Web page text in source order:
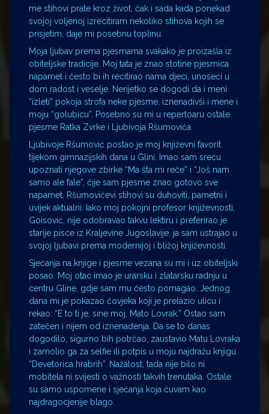
me stihovi prate kroz život, čak i sada kada ponekad
svojoj voljenoj izrecitiram nekoliko stihova kojih se
prisjetim, daje mi posebnu toplinu.
Moja ljubav prema pjesmama svakako je proizašla iz
obiteljske tradicije. Moj tata je znao stotine pjesmica
napamet i često bi ih recitirao nama djeci, unoseći u
dom radost i veselje. Nerijetko se dogodi da i meni
“izleti” pokoja strofa neke pjesme, iznenadivši i mene i
moju “golubicu”. Posebno su mi u repertoaru ostale
pjesme Ratka Zvrke i Ljubivoja Ršumovića.
Ljubivoje Ršumović postao je moj književni favorit
tijekom gimnazijskih dana u Glini. Imao sam sreću
upoznati njegove zbirke “Ma šta mi reče” i “Još nam
samo ale fale”, čije sam pjesme znao gotovo sve
napamet. Ršumovićevi stihovi su duhoviti, pametni i
uvijek aktualni. Iako moj pokojni profesor književnosti,
Goisović, nije odobravao takvu lektiru i preferirao je
starije pisce iz Kraljevine Jugoslavije, ja sam ustrajao u
svojoj ljubavi prema modernijoj i bližoj književnosti.
Sjećanja na knjige i pjesme vezana su mi i uz obiteljski
posao. Moj otac imao je urarsku i zlatarsku radnju u
centru Gline, gdje sam mu često pomagao. Jednog
dana mi je pokazao čovjeka koji je prelazio ulicu i
rekao: “E to ti je, sine moj, Mato Lovrak.” Ostao sam
zatečen i nijem od iznenađenja. Da se to danas
dogodilo, sigurno bih potrčao, zaustavio Matu Lovraka
i zamolio ga za selfie ili potpis u moju najdražu knjigu
“Devetorica hrabrih”. Nažalost, tada nije bilo ni
mobitela ni svijesti o važnosti takvih trenutaka. Ostale
su samo uspomene i sjećanja koja čuvam kao
najdragocjenije blago.